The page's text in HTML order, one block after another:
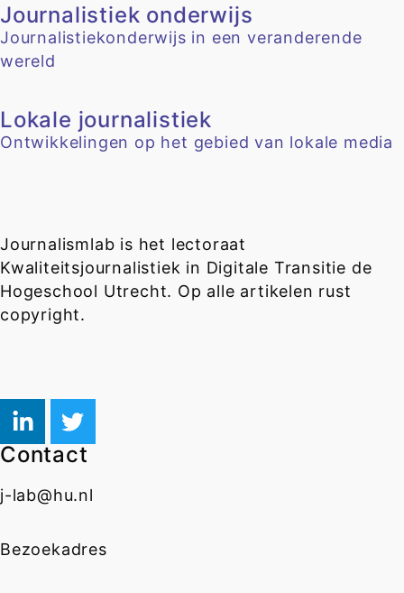
Journalistiek onderwijs
Journalistiekonderwijs in een veranderende
wereld
Lokale journalistiek
Ontwikkelingen op het gebied van lokale media
Journalismlab is het lectoraat
Kwaliteitsjournalistiek in Digitale Transitie de
Hogeschool Utrecht. Op alle artikelen rust
copyright.
Contact
j-lab@hu.nl
Bezoekadres